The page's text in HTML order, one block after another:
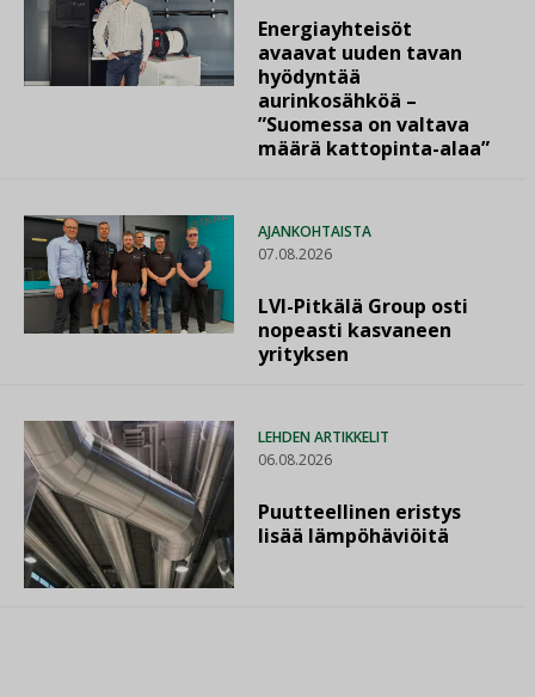
Energiayhteisöt
avaavat uuden tavan
hyödyntää
aurinkosähköä –
”Suomessa on valtava
määrä kattopinta-alaa”
AJANKOHTAISTA
07.08.2026
LVI-Pitkälä Group osti
nopeasti kasvaneen
yrityksen
LEHDEN ARTIKKELIT
06.08.2026
Puutteellinen eristys
lisää lämpöhäviöitä